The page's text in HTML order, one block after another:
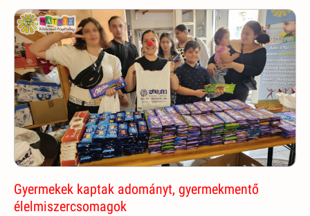
Gyermekek kaptak adományt, gyermekmentő
élelmiszercsomagok